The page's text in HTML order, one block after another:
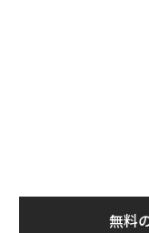
無料